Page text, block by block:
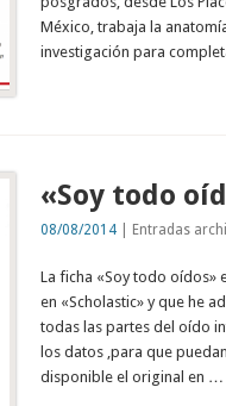
México, trabaja la
investigación para
«Soy todo
08/08/2014| Entradas
La ficha «Soy todo oídos»
en «Scholastic» y que he
todas las partes del oído
los datos ,para que
disponible el original en …